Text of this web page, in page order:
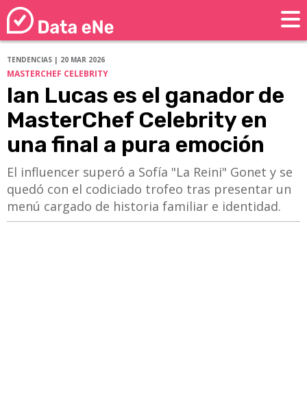
TENDENCIAS | 20 MAR 2026
MASTERCHEF CELEBRITY
Ian Lucas es el ganador de
MasterChef Celebrity en
una final a pura emoción
El influencer superó a Sofía "La Reini" Gonet y se
quedó con el codiciado trofeo tras presentar un
menú cargado de historia familiar e identidad.